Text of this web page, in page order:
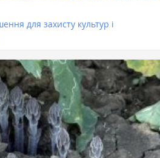
для захисту культур і